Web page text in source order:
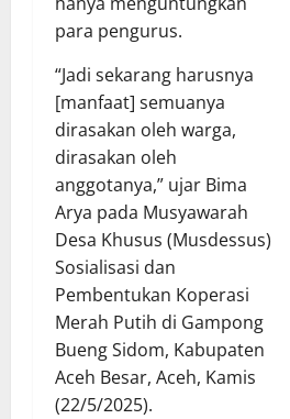
para pengurus.
“Jadi sekarang harusnya
[manfaat] semuanya
dirasakan oleh warga,
dirasakan oleh
anggotanya,” ujar Bima
Arya pada Musyawarah
Desa Khusus (Musdessus)
Sosialisasi dan
Pembentukan Koperasi
Merah Putih di Gampong
Bueng Sidom, Kabupaten
Aceh Besar, Aceh, Kamis
(22/5/2025).